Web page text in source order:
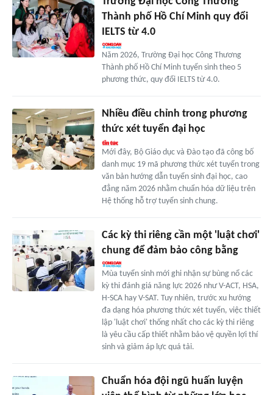
Thành phố Hồ Chí Minh quy đổi
IELTS từ 4.0
Năm 2026, Trường Đại học Công Thương
Thành phố Hồ Chí Minh tuyển sinh theo 5
phương thức, quy đổi IELTS từ 4.0.
Nhiều điều chỉnh trong phương
thức xét tuyển đại học
Mới đây, Bộ Giáo dục và Đào tạo đã công bố
danh mục 19 mã phương thức xét tuyển trong
văn bản hướng dẫn tuyển sinh đại học, cao
đẳng năm 2026 nhằm chuẩn hóa dữ liệu trên
Hệ thống hỗ trợ tuyển sinh chung.
Các kỳ thi riêng cần một 'luật chơi'
chung để đảm bảo công bằng
Mùa tuyển sinh mới ghi nhận sự bùng nổ các
kỳ thi đánh giá năng lực 2026 như V-ACT, HSA,
H-SCA hay V-SAT. Tuy nhiên, trước xu hướng
đa dạng hóa phương thức xét tuyển, việc thiết
lập 'luật chơi' thống nhất cho các kỳ thi riêng
là yêu cầu cấp thiết nhằm bảo vệ quyền lợi thí
sinh và giảm áp lực quá tải.
Chuẩn hóa đội ngũ huấn luyện